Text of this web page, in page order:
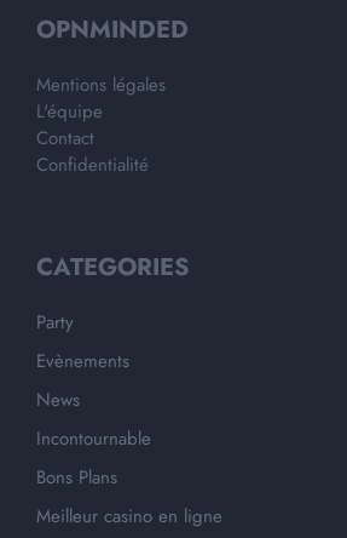
OPNMINDED
Mentions légales
L'équipe
Contact
Confidentialité
CATEGORIES
Party
Evènements
News
Incontournable
Bons Plans
Meilleur casino en ligne